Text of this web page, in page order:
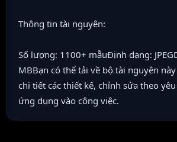
Thông tin tài nguyên:
Số lượng: 1100+ mẫuĐịnh dạng:
MBBạn có thể tải về bộ tài nguyên
chi tiết các thiết kế, chỉnh sửa theo
ứng dụng vào công việc.